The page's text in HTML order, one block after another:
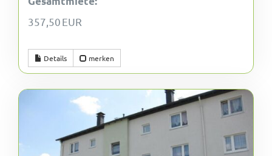
357,50 EUR
Details merken